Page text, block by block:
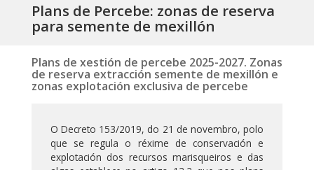
Plans de Percebe: zonas de reserva
para semente de mexillón
Plans de xestión de percebe 2025-2027. Zonas
de reserva extracción semente de mexillón e
zonas explotación exclusiva de percebe
O Decreto 153/2019, do 21 de novembro, polo
que se regula o réxime de conservación e
explotación dos recursos marisqueiros e das